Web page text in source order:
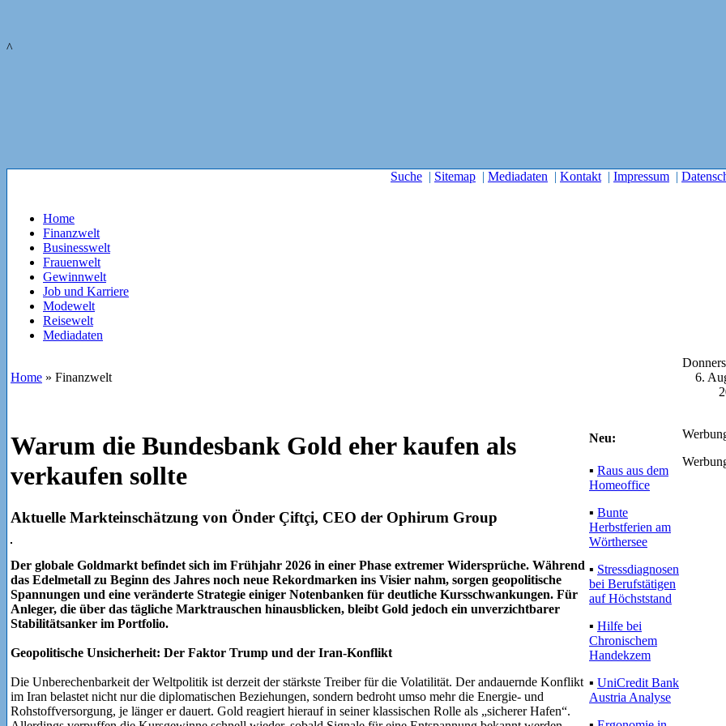
^
Suche | Sitemap | Mediadaten | Kontakt | Impressum |
Home
Finanzwelt
Businesswelt
Frauenwelt
Gewinnwelt
Job und Karriere
Modewelt
Reisewelt
Mediadaten
Home » Finanzwelt
6.
Warum die Bundesbank Gold eher kaufen als
verkaufen sollte
Aktuelle Markteinschätzung von Önder Çiftçi, CEO der Ophirum Group
Der globale Goldmarkt befindet sich im Frühjahr 2026 in einer Phase extremer Widersprüche. Während
das Edelmetall zu Beginn des Jahres noch neue Rekordmarken ins Visier nahm, sorgen geopolitische
Spannungen und eine veränderte Strategie einiger Notenbanken für deutliche Kursschwankungen. Für
Anleger, die über das tägliche Marktrauschen hinausblicken, bleibt Gold jedoch ein unverzichtbarer
Stabilitätsanker im Portfolio.
Geopolitische Unsicherheit: Der Faktor Trump und der Iran-Konflikt
Die Unberechenbarkeit der Weltpolitik ist derzeit der stärkste Treiber für die Volatilität. Der andauernde Konflikt
im Iran belastet nicht nur die diplomatischen Beziehungen, sondern bedroht umso mehr die Energie- und
Rohstoffversorgung, je länger er dauert. Gold reagiert hierauf in seiner klassischen Rolle als „sicherer Hafen“.
Neu:
▪ Raus aus dem
Homeoffice
▪ Bunte
Herbstferien am
Wörthersee
▪ Stressdiagnosen
bei Berufstätigen
auf Höchststand
▪ Hilfe bei
Chronischem
Handekzem
▪ UniCredit Bank
Austria Analyse